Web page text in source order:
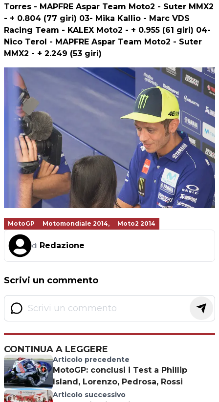
Torres - MAPFRE Aspar Team Moto2 - Suter MMX2
- + 0.804 (77 giri) 03- Mika Kallio - Marc VDS
Racing Team - KALEX Moto2 - + 0.955 (61 giri) 04-
Nico Terol - MAPFRE Aspar Team Moto2 - Suter
MMX2 - + 2.249 (53 giri)
MotoGP Motomondiale 2014, Moto2 2014
di Redazione
Scrivi un commento
CONTINUA A LEGGERE
Articolo precedente
MotoGP: conclusi i Test a Phillip
Island, Lorenzo, Pedrosa, Rossi
Articolo successivo